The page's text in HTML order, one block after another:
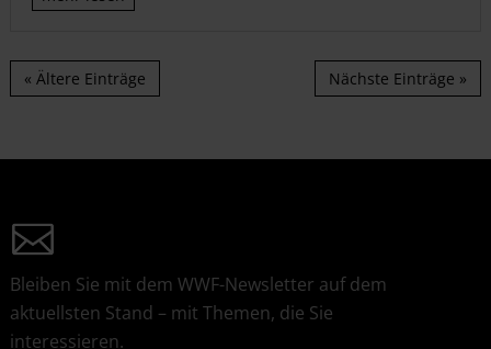
« Ältere Einträge Nächste Einträge »
Bleiben Sie mit dem WWF-Newsletter auf dem
aktuellsten Stand – mit Themen, die Sie
interessieren.